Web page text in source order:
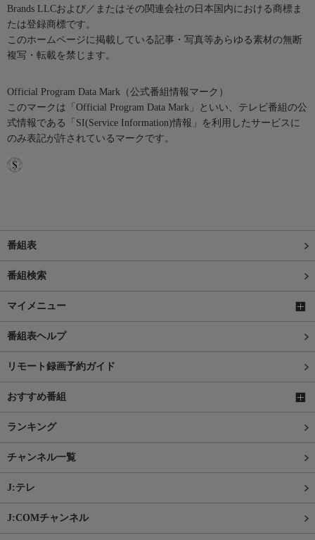
Brands LLCおよび／またはその関連会社の日本国内における商標ま
たは登録商標です。
このホームページに掲載している記事・写真等あらゆる素材の無断
複写・転載を禁じます。
Official Program Data Mark（公式番組情報マーク）
このマークは「Official Program Data Mark」といい、テレビ番組の公
式情報である「SI(Service Information)情報」を利用したサービスに
のみ表記が許されているマークです。
番組表
番組検索
マイメニュー
番組表ヘルプ
リモート録画予約ガイド
おすすめ番組
ランキング
チャンネル一覧
J:テレ
J:COMチャンネル